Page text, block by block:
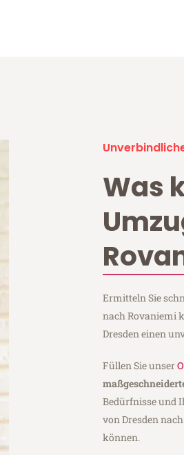
Was
Ermitteln Sie
nach Rovaniemi
Dresden einen
Füllen Sie unser
Bedürfnisse und
von Dresden
können.